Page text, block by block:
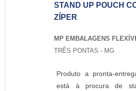
Embalagens Flexíveis
STAND UP POUCH
ZÍPER
MP EMBALAGENS
TRÊS PONTAS - MG
Produto a pronta-
está à procura de